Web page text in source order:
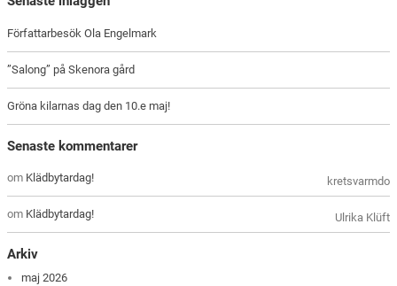
Författarbesök Ola Engelmark
”Salong” på Skenora gård
Gröna kilarnas dag den 10.e maj!
Senaste kommentarer
kretsvarmdo
om Klädbytardag!
Ulrika Klüft
om Klädbytardag!
Arkiv
maj 2026